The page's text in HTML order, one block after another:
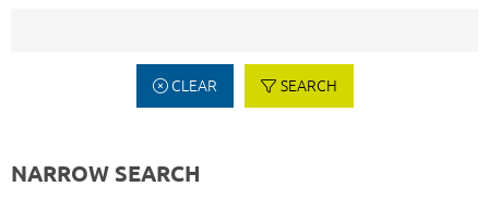
CLEAR SEARCH
NARROW SEARCH